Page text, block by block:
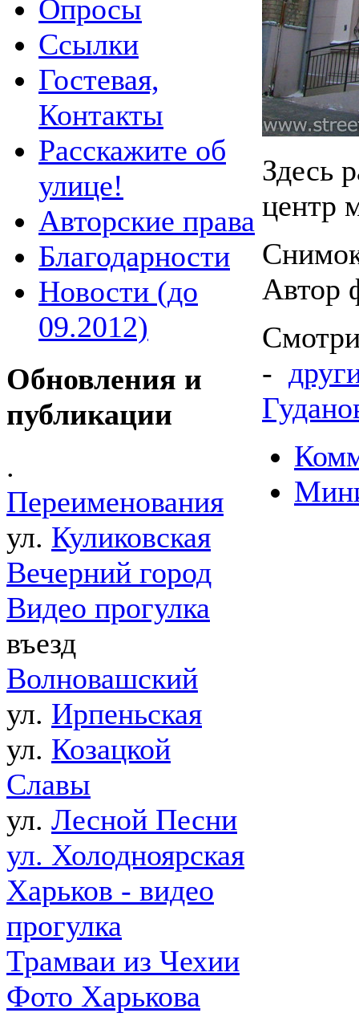
Опросы
Ссылки
Гостевая,
Контакты
Расскажите об
улице!
Авторские права
Благодарности
Новости (до
09.2012)
Обновления и
публикации
.
Переименования
ул. Куликовская
Вечерний город
Видео прогулка
въезд
Волновашский
ул. Ирпеньская
ул. Козацкой
Славы
ул. Лесной Песни
ул. Холодноярская
Харьков - видео
прогулка
Трамваи из Чехии
Фото Харькова
Здесь
центр
Автор
-